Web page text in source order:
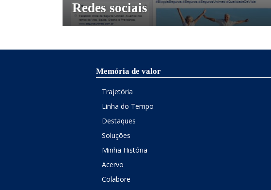
Redes sociais
Memória de valor
Trajetória
Linha do Tempo
Destaques
Soluções
Minha História
Acervo
Colabore